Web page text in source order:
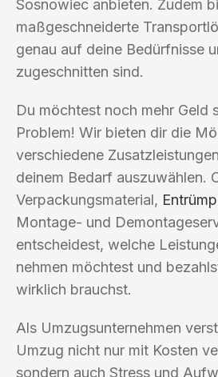
Sosnowiec anbieten. Zudem
maßgeschneiderte
genau auf deine Bedürfnisse
zugeschnitten sind.
Du möchtest noch mehr Geld
Problem! Wir bieten dir die
verschiedene
deinem Bedarf auszuwählen.
Verpackungsmaterial,
Montage- und
entscheidest, welche
nehmen möchtest und
wirklich brauchst.
Als Umzugsunternehmen
Umzug nicht nur mit Kosten
sondern auch Stress und